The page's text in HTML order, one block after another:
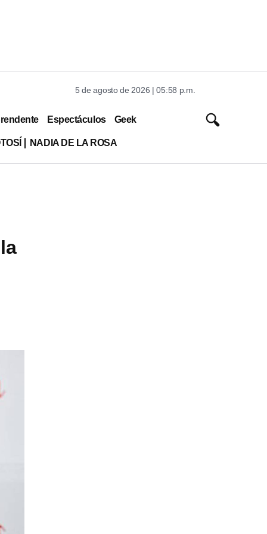
5 de agosto de 2026 | 05:58 p.m.
Espectáculos Geek
NADIA DE LA ROSA